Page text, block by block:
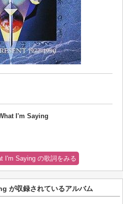
I'm Saying
I'm Saying の歌詞をみる
が収録されているアルバム